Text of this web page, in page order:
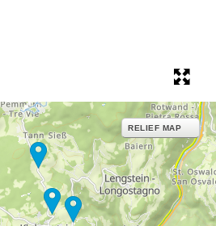
RELIEF MAP